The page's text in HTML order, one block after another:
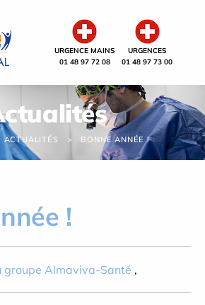
URGENCE MAINS
01 48 97 72 08
URGENCES
01 48 97 73 00
ACTUALITÉS BONNE ANNÉE !
!
groupe Almaviva-Santé ,